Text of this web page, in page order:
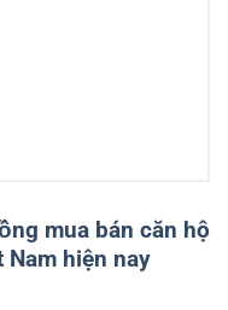
mua bán căn hộ
hiện nay